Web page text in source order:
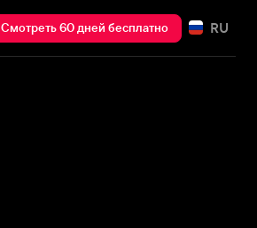
Смотреть 60 дней бесплатно RU